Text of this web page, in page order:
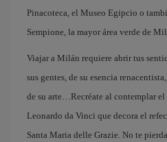
Pinacoteca, el Museo Egipcio o
Sempione, la mayor área verde de
Viajar a Milán requiere abrir tus
sus gentes, de su esencia
de su arte…Recréate al contemplar el
Leonardo da Vinci que decora el
Santa Maria delle Grazie. No te